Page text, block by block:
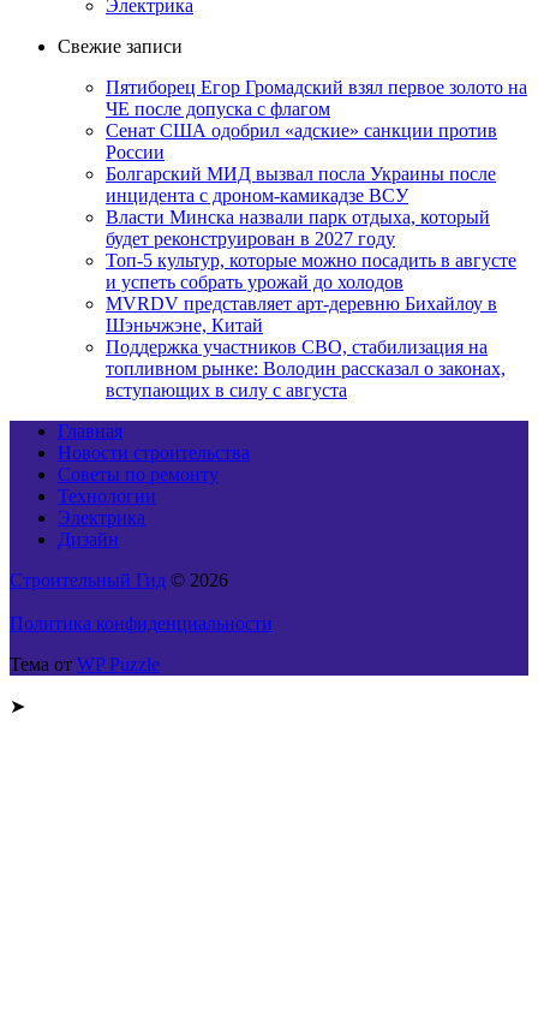
Электрика
Свежие записи
Пятиборец Егор Громадский взял первое золото на
ЧЕ после допуска с флагом
Сенат США одобрил «адские» санкции против
России
Болгарский МИД вызвал посла Украины после
инцидента с дроном-камикадзе ВСУ
Власти Минска назвали парк отдыха, который
будет реконструирован в 2027 году
Топ-5 культур, которые можно посадить в августе
и успеть собрать урожай до холодов
MVRDV представляет арт-деревню Бихайлоу в
Шэньчжэне, Китай
Поддержка участников СВО, стабилизация на
топливном рынке: Володин рассказал о законах,
вступающих в силу с августа
Главная
Новости строительства
Советы по ремонту
Технологии
Электрика
Дизайн
Строительный Гид © 2026
Политика конфиденциальности
Тема от WP Puzzle
➤